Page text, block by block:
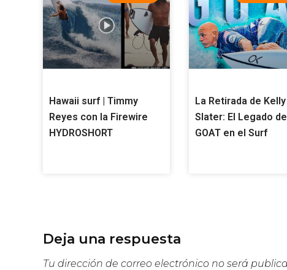
Hawaii surf | Timmy
Reyes con la Firewire
HYDROSHORT
La Retirada de Kelly
Slater: El Legado del
GOAT en el Surf
Deja una respuesta
Tu dirección de correo electrónico no será